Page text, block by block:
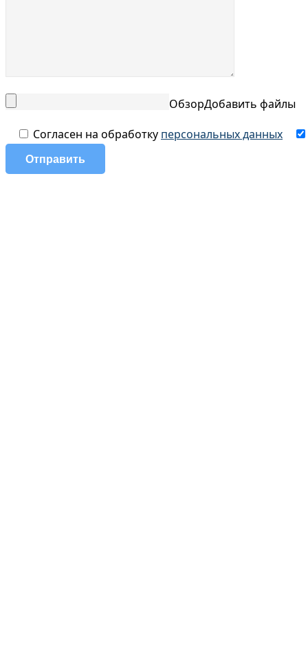
ОбзорДобавить файлы
Согласен на обработку персональных данных